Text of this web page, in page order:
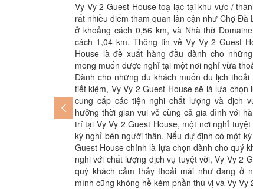
Vy Vy 2 Guest House toạ lạc tại khu vực /
rất nhiều điểm tham quan lân cận như Chợ
ở khoảng cách 0,56 km, và Nhà thờ
cách 1,04 km. Thông tin về Vy Vy 2 Guest
House là đề xuất hàng đầu dành cho
mong muốn được nghỉ tại một nơi nghỉ vừa
Dành cho những du khách muốn du lịch thoải
tiết kiệm, Vy Vy 2 Guest House sẽ là lựa chọn
cung cấp các tiện nghi chất lượng và dịch
hưởng thời gian vui vẻ cùng cả gia đình với
trí tại Vy Vy 2 Guest House, một nơi nghỉ
kỳ nghỉ bên người thân. Nếu dự định có một
Guest House chính là lựa chọn dành cho quý
nghi với chất lượng dịch vụ tuyệt vời, Vy Vy 2
quý khách cảm thấy thoải mái như đang ở
mình cũng không hề kém phần thú vị và Vy Vy